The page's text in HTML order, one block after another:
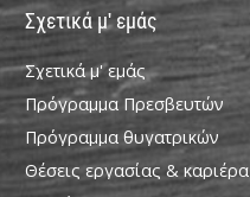
Σχετικά μ' εμάς
Σχετικά μ' εμάς
Πρόγραμμα Πρεσβευτών
Πρόγραμμα θυγατρικών
Θέσεις εργασίας & καριέρα